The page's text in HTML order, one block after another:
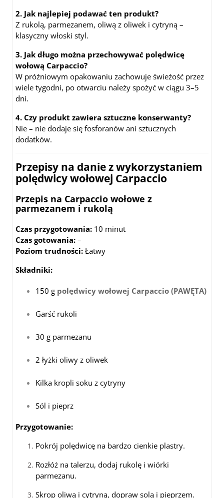
2. Jak najlepiej podawać ten produkt?
Z rukolą, parmezanem, oliwą z oliwek i cytryną –
klasyczny włoski styl.
3. Jak długo można przechowywać polędwicę
wołową Carpaccio?
W próżniowym opakowaniu zachowuje świeżość przez
wiele tygodni, po otwarciu należy spożyć w ciągu 3–5
dni.
4. Czy produkt zawiera sztuczne konserwanty?
Nie – nie dodaje się fosforanów ani sztucznych
dodatków.
Przepisy na danie z wykorzystaniem
polędwicy wołowej Carpaccio
Przepis na Carpaccio wołowe z
parmezanem i rukolą
Czas przygotowania: 10 minut
Czas gotowania: –
Poziom trudności: Łatwy
Składniki:
150 g polędwicy wołowej Carpaccio (PAWĘTA)
Garść rukoli
30 g parmezanu
2 łyżki oliwy z oliwek
Kilka kropli soku z cytryny
Sól i pieprz
Przygotowanie:
Pokrój polędwicę na bardzo cienkie plastry.
Rozłóż na talerzu, dodaj rukolę i wiórki
parmezanu.
Skrop oliwą i cytryną, dopraw solą i pieprzem.